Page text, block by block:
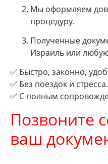
Мы оформляем
процедуру.
Полученные
Израиль или
✅ Быстро, законно,
✅ Без поездок и стресса.
✅ С полным
Позвоните
ваш